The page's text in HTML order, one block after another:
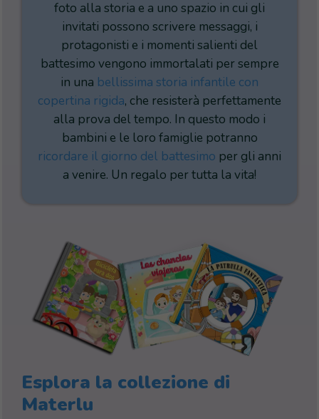
foto alla storia e a uno spazio in cui gli
invitati possono scrivere messaggi, i
protagonisti e i momenti salienti del
battesimo vengono immortalati per sempre
in una bellissima storia infantile con
copertina rigida, che resisterà perfettamente
alla prova del tempo. In questo modo i
bambini e le loro famiglie potranno
ricordare il giorno del battesimo per gli anni
a venire. Un regalo per tutta la vita!
Esplora la collezione di
Materlu